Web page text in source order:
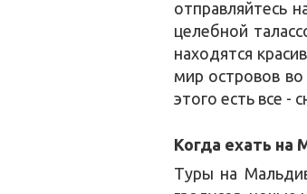
отправляйтесь
целебной
находятся
мир островов
этого есть все -
Когда ехать на
Туры на